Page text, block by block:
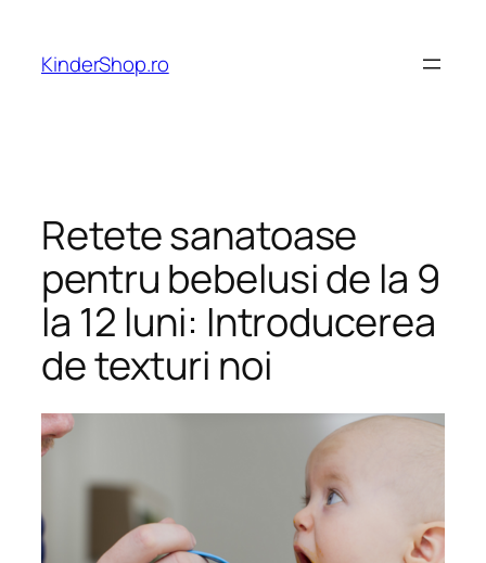
content
KinderShop.ro
Retete sanatoase
pentru bebelusi de la 9
la 12 luni: Introducerea
de texturi noi